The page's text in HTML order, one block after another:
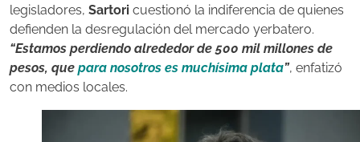
legisladores, Sartori cuestionó la indiferencia de quienes
defienden la desregulación del mercado yerbatero.
“Estamos perdiendo alrededor de 500 mil millones de
pesos, que para nosotros es muchísima plata”, enfatizó
con medios locales.